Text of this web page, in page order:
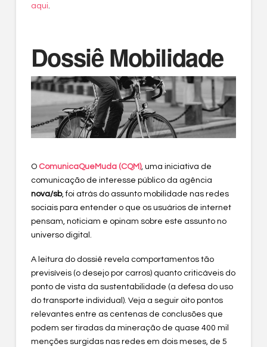
aqui
Dossiê Mobilidade
O ComunicaQueMuda (CQM), uma iniciativa de
comunicação de interesse público da agência
nova/sb, foi atrás do assunto mobilidade nas redes
sociais para entender o que os usuários de internet
pensam, noticiam e opinam sobre este assunto no
universo digital.
A leitura do dossiê revela comportamentos tão
previsíveis (o desejo por carros) quanto criticáveis do
ponto de vista da sustentabilidade (a defesa do uso
do transporte individual). Veja a seguir oito pontos
relevantes entre as centenas de conclusões que
podem ser tiradas da mineração de quase 400 mil
menções surgidas nas redes em dois meses, de 5